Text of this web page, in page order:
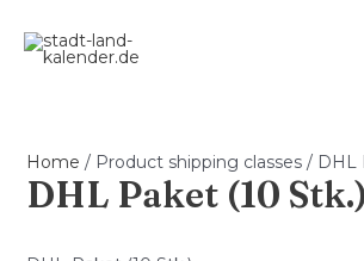
Home / Product shipping classes / DHL
DHL Paket (10 Stk.)